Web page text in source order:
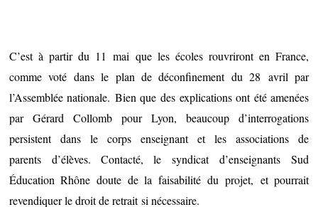
C’est à partir du 11 mai que les écoles rouvriront en France,
comme voté dans le plan de déconfinement du 28 avril par
l’Assemblée nationale. Bien que des explications ont été amenées
par Gérard Collomb pour Lyon, beaucoup d’interrogations
persistent dans le corps enseignant et les associations de
parents d’élèves. Contacté, le syndicat d’enseignants Sud
Éducation Rhône doute de la faisabilité du projet, et pourrait
revendiquer le droit de retrait si nécessaire.